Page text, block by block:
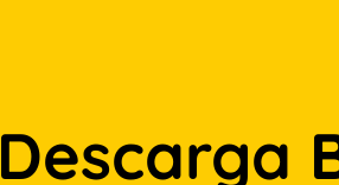
Descarga